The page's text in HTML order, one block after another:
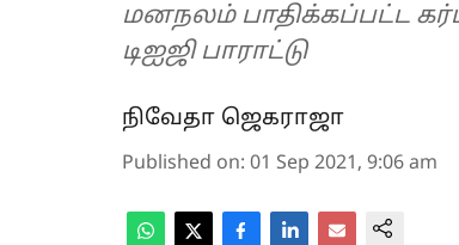
மனநலம் பாதிக்கப்பட்ட
டிஐஜி பாராட்டு
நிவேதா ஜெகராஜா
Published on: 01 Sep 2021, 9:06 am